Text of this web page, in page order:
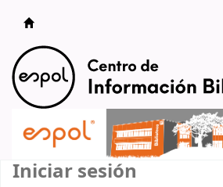
Catálogo en línea
Iniciar sesión